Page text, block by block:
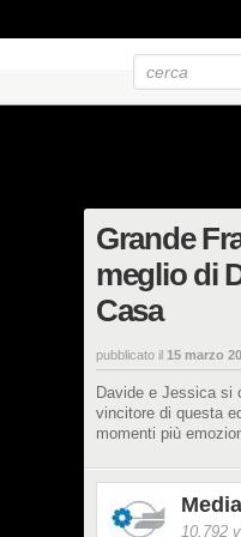
Grande
meglio di
Casa
pubblicato il 15 marzo
Davide e Jessica si
vincitore di questa
momenti più
10.792